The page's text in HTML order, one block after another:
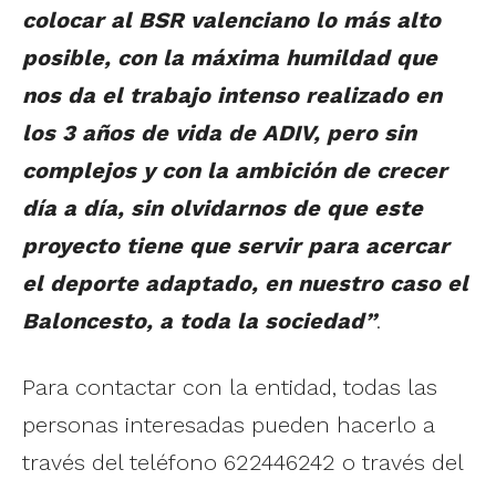
colocar al BSR valenciano lo más alto
posible, con la máxima humildad que
nos da el trabajo intenso realizado en
los 3 años de vida de ADIV, pero sin
complejos y con la ambición de crecer
día a día, sin olvidarnos de que este
proyecto tiene que servir para acercar
el deporte adaptado, en nuestro caso el
Baloncesto, a toda la sociedad”.
Para contactar con la entidad, todas las
personas interesadas pueden hacerlo a
través del teléfono 622446242 o través del